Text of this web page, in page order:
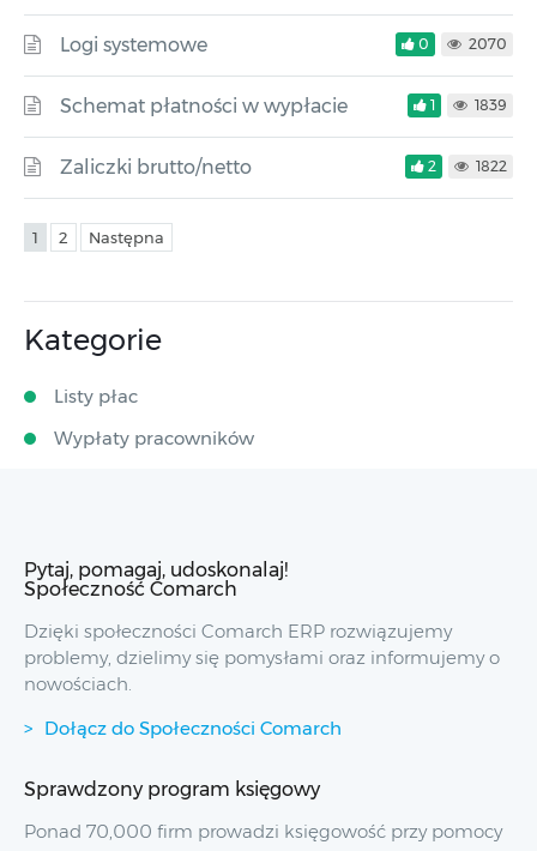
Logi systemowe 0 2070
Schemat płatności w wypłacie 1 1839
Zaliczki brutto/netto 2 1822
1 2 Następna
Kategorie
Listy płac
Wypłaty pracowników
Pytaj, pomagaj, udoskonalaj!
Społeczność Comarch
Dzięki społeczności Comarch ERP rozwiązujemy
problemy, dzielimy się pomysłami oraz informujemy o
nowościach.
Dołącz do Społeczności Comarch
Sprawdzony program księgowy
Ponad 70,000 firm prowadzi księgowość przy pomocy